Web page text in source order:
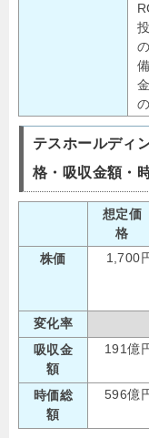
テスホールディ
格・吸収金額・
想定価
格
株価 1,700
変化率
吸収金
額
191億
時価総
額
596億